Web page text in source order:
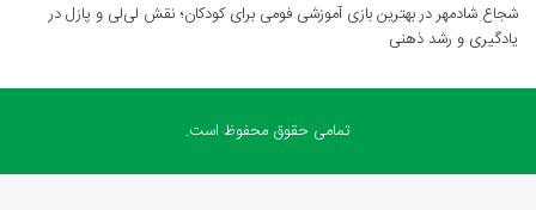
شجاع شادمهردربهترین بازی آموزشی فومی برای کودکان؛ نقش لی‌لی و پازل در
یادگیری و رشد ذهنی
تمامی حقوق محفوظ است.